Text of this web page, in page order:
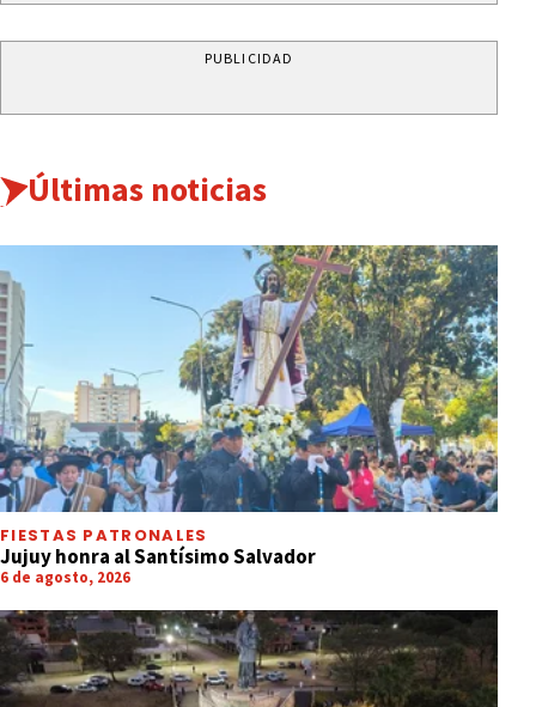
PUBLICIDAD
Últimas noticias
FIESTAS PATRONALES
Jujuy honra al Santísimo Salvador
6 de agosto, 2026